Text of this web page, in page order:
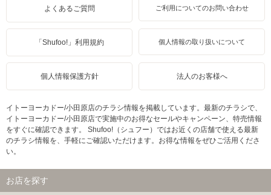
よくあるご質問 ご利用についてのお問い合わせ
「Shufoo!」利用規約 個人情報の取り扱いについて
個人情報保護方針 法人のお客様へ
イトーヨーカドー/小田原店のチラシ情報を掲載しています。最新のチラシで、
イトーヨーカドー/小田原店で実施中のお得なセールやキャンペーン、特売情報
をすぐに確認できます。 Shufoo!（シュフー）ではお近くの店舗で使える最新
のチラシ情報を、手軽にご確認いただけます。お得な情報をぜひご活用くださ
い。
お店を探す